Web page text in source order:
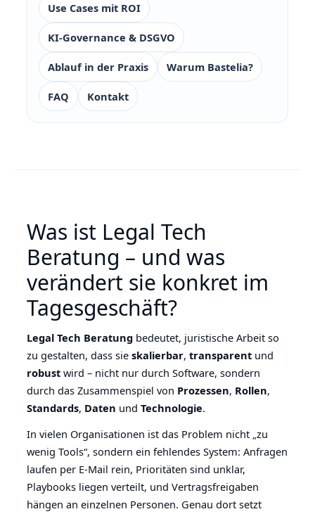
Use Cases mit ROI
KI‑Governance & DSGVO
Ablauf in der Praxis Warum Bastelia?
FAQ Kontakt
Was ist Legal Tech
Beratung – und was
verändert sie konkret im
Tagesgeschäft?
Legal Tech Beratung bedeutet, juristische Arbeit so
zu gestalten, dass sie skalierbar, transparent und
robust wird – nicht nur durch Software, sondern
durch das Zusammenspiel von Prozessen, Rollen,
Standards, Daten und Technologie.
In vielen Organisationen ist das Problem nicht „zu
wenig Tools“, sondern ein fehlendes System: Anfragen
laufen per E‑Mail rein, Prioritäten sind unklar,
Playbooks liegen verteilt, und Vertragsfreigaben
hängen an einzelnen Personen. Genau dort setzt